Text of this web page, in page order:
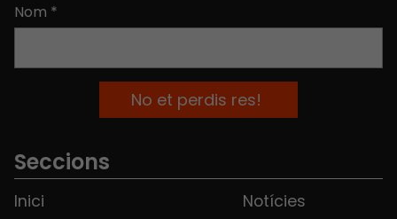
Nom *
Seccions
Inici
Notícies